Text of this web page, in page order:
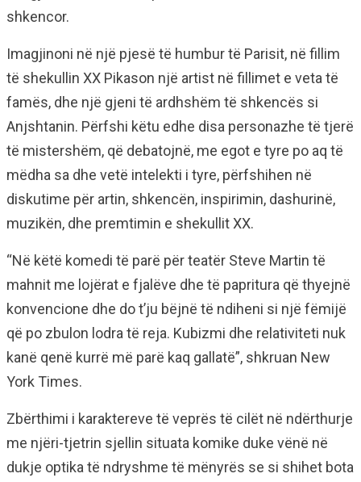
shkencor.
Imagjinoni në një pjesë të humbur të Parisit, në fillim
të shekullin XX Pikason një artist në fillimet e veta të
famës, dhe një gjeni të ardhshëm të shkencës si
Anjshtanin. Përfshi këtu edhe disa personazhe të tjerë
të mistershëm, që debatojnë, me egot e tyre po aq të
mëdha sa dhe vetë intelekti i tyre, përfshihen në
diskutime për artin, shkencën, inspirimin, dashurinë,
muzikën, dhe premtimin e shekullit XX.
“Në këtë komedi të parë për teatër Steve Martin të
mahnit me lojërat e fjalëve dhe të papritura që thyejnë
konvencione dhe do t’ju bëjnë të ndiheni si një fëmijë
që po zbulon lodra të reja. Kubizmi dhe relativiteti nuk
kanë qenë kurrë më parë kaq gallatë”, shkruan New
York Times.
Zbërthimi i karaktereve të veprës të cilët në ndërthurje
me njëri-tjetrin sjellin situata komike duke vënë në
dukje optika të ndryshme të mënyrës se si shihet bota